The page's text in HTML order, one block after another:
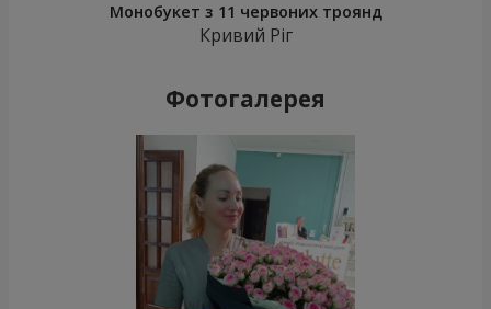
Монобукет з 11 червоних троянд
Кривий Ріг
Фотогалерея